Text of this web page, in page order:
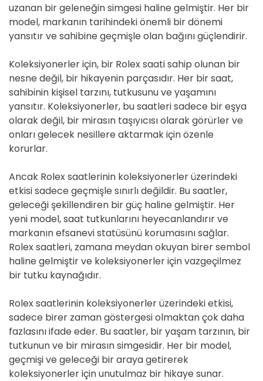
uzanan bir geleneğin simgesi haline gelmiştir. Her bir
model, markanın tarihindeki önemli bir dönemi
yansıtır ve sahibine geçmişle olan bağını güçlendirir.
Koleksiyonerler için, bir Rolex saati sahip olunan bir
nesne değil, bir hikayenin parçasıdır. Her bir saat,
sahibinin kişisel tarzını, tutkusunu ve yaşamını
yansıtır. Koleksiyonerler, bu saatleri sadece bir eşya
olarak değil, bir mirasın taşıyıcısı olarak görürler ve
onları gelecek nesillere aktarmak için özenle
korurlar.
Ancak Rolex saatlerinin koleksiyonerler üzerindeki
etkisi sadece geçmişle sınırlı değildir. Bu saatler,
geleceği şekillendiren bir güç haline gelmiştir. Her
yeni model, saat tutkunlarını heyecanlandırır ve
markanın efsanevi statüsünü korumasını sağlar.
Rolex saatleri, zamana meydan okuyan birer sembol
haline gelmiştir ve koleksiyonerler için vazgeçilmez
bir tutku kaynağıdır.
Rolex saatlerinin koleksiyonerler üzerindeki etkisi,
sadece birer zaman göstergesi olmaktan çok daha
fazlasını ifade eder. Bu saatler, bir yaşam tarzının, bir
tutkunun ve bir mirasın simgesidir. Her bir model,
geçmişi ve geleceği bir araya getirerek
koleksiyonerler için unutulmaz bir hikaye sunar.